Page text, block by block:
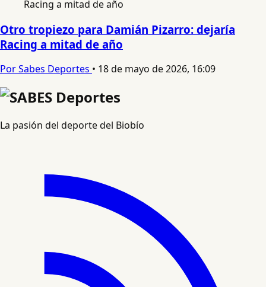
Otro tropiezo para Damián Pizarro: dejaría
Racing a mitad de año
Por Sabes Deportes • 18 de mayo de 2026, 16:09
La pasión del deporte del Biobío